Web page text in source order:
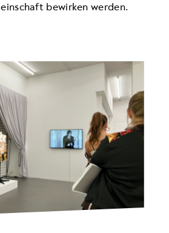
bewirken werden.